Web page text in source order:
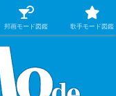
分析するファッション＆ア
イト
邦画モード図鑑 歌手モード図鑑